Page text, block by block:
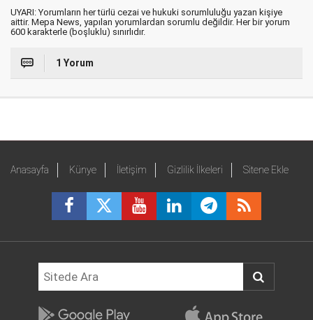
UYARI: Yorumların her türlü cezai ve hukuki sorumluluğu yazan kişiye
aittir. Mepa News, yapılan yorumlardan sorumlu değildir. Her bir yorum
600 karakterle (boşluklu) sınırlıdır.
1 Yorum
Anasayfa Künye İletişim Gizlilik İlkeleri Sitene Ekle